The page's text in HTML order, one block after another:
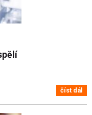
číst dál